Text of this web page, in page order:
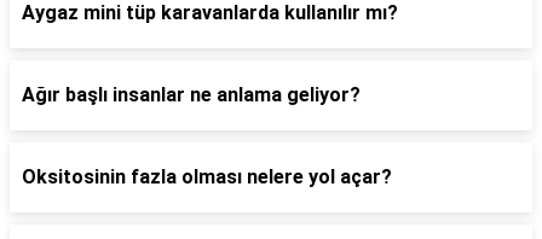
Aygaz mini tüp karavanlarda kullanılır mı?
Ağır başlı insanlar ne anlama geliyor?
Oksitosinin fazla olması nelere yol açar?